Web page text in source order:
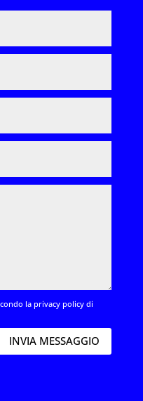
la privacy policy di
INVIA MESSAGGIO